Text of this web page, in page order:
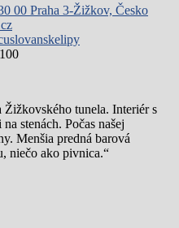
00 Praha 3-Žižkov, Česko
tunela. Interiér s
stenách. Počas našej
Menšia predná barová
niečo ako pivnica.“